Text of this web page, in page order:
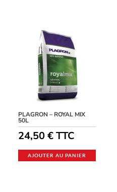
PLAGRON – ROYAL MIX
50L
24,50€TTC
AJOUTER AU PANIER